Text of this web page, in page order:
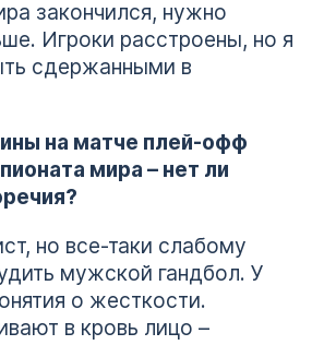
закончился, нужно
Игроки расстроены, но я
сдержанными в
на матче плей-офф
мира – нет ли
но все-таки слабому
мужской гандбол. У
о жесткости.
в кровь лицо –